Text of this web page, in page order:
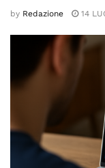
by Redazione 14